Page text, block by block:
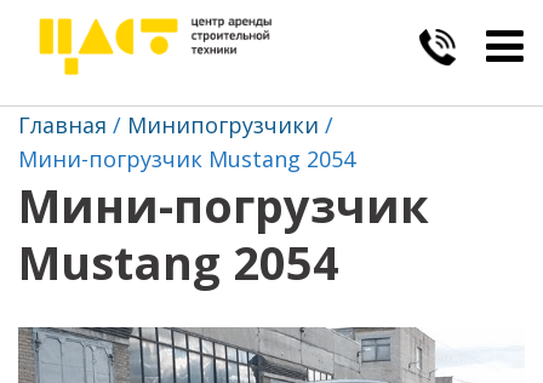
Главная
Минипогрузчики
Мини-погрузчик Mustang 2054
Мини-погрузчик
Mustang 2054